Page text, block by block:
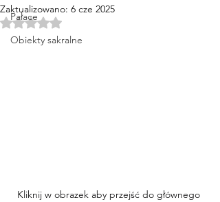
Pałace
Obiekty sakralne
Zaktualizowano: 6 cze 2025
Oceniono na NaN z 5 gwiazdek.
Kliknij w obrazek aby przejść do głównego